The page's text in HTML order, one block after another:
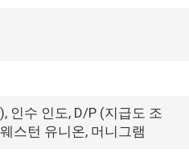
인수 인도, D/P (지급도 조
스턴 유니온, 머니그램